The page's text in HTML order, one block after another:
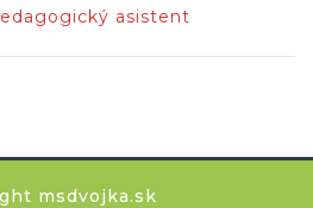
asistent
msdvojka.sk